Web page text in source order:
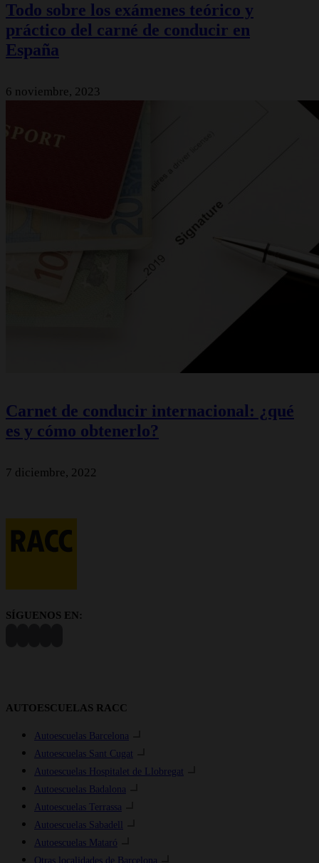
Todo sobre los exámenes teórico y
práctico del carné de conducir en
España
6 noviembre, 2023
Carnet de conducir internacional: ¿qué
es y cómo obtenerlo?
7 diciembre, 2022
SÍGUENOS EN:
AUTOESCUELAS RACC
Autoescuelas Barcelona
Autoescuelas Sant Cugat
Autoescuelas Hospitalet de Llobregat
Autoescuelas Badalona
Autoescuelas Terrassa
Autoescuelas Sabadell
Autoescuelas Mataró
Otras localidades de Barcelona